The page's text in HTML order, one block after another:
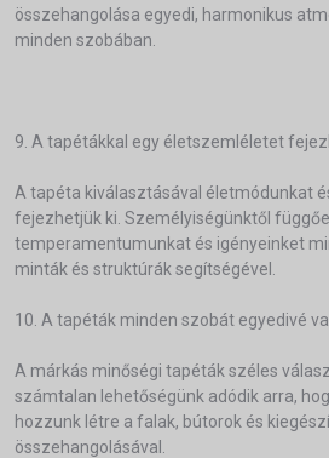
összehangolása egyedi, harmonikus
minden szobában.
9. A tapétákkal egy életszemléletet
A tapéta kiválasztásával életmódunkat
fejezhetjük ki. Személyiségünktől
temperamentumunkat és igényeinket
minták és struktúrák segítségével.
10. A tapéták minden szobát egyedivé
A márkás minőségi tapéták széles
számtalan lehetőségünk adódik arra,
hozzunk létre a falak, bútorok és
összehangolásával.